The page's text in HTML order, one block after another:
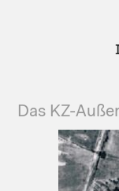
Das KZ-